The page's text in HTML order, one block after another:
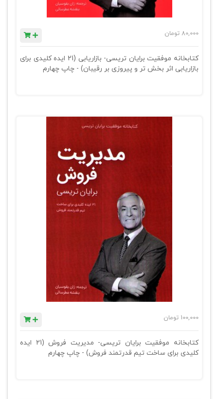
80,000 تومان
کتابخانه موفقیت برایان تریسی- بازاریابی (21 ایده کلیدی برای
بازاریابی اثر بخش تر و پیروزی بر رقیبان) - چاپ چهارم
100,000 تومان
کتابخانه موفقیت برایان تریسی- مدیریت فروش (21 ایده
کلیدی برای ساخت تیم قدرتمند فروش) - چاپ چهارم